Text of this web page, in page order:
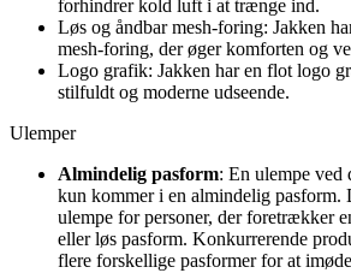
forhindrer kold luft i at trænge ind.
Løs og åndbar mesh-foring: Jakken
mesh-foring, der øger komforten og
Logo grafik: Jakken har en flot logo
stilfuldt og moderne udseende.
Ulemper
Almindelig pasform: En ulempe ved
kun kommer i en almindelig pasform.
ulempe for personer, der foretrækker
eller løs pasform. Konkurrerende
flere forskellige pasformer for at